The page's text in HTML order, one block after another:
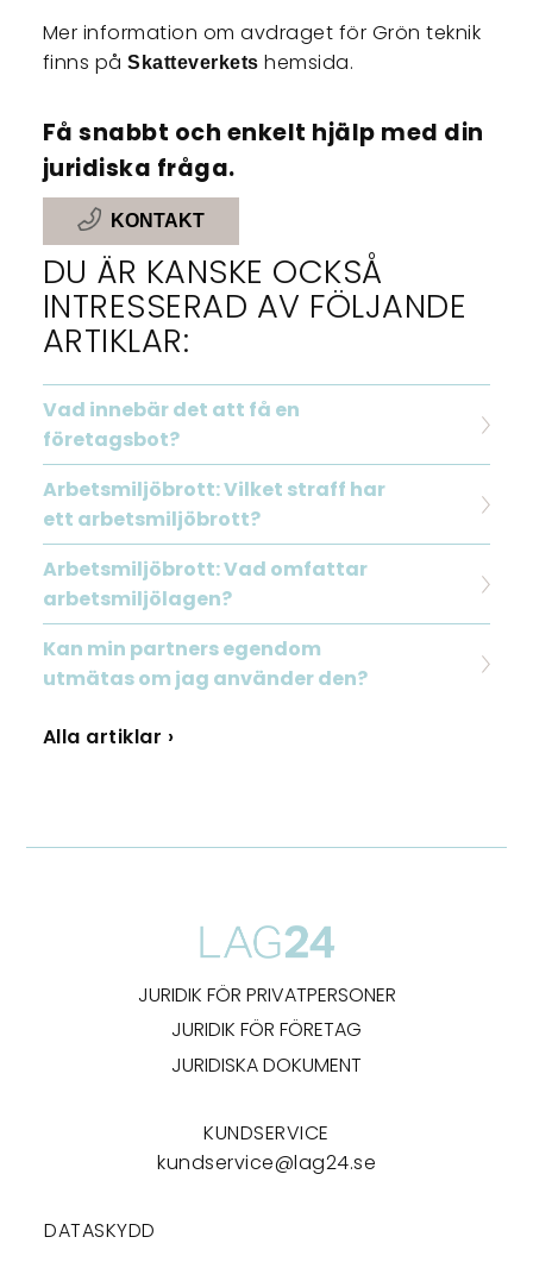
Mer information om avdraget för Grön teknik
finns påSkatteverkets hemsida.
Få snabbt och enkelt hjälp med din
juridiska fråga.
KONTAKT
DU ÄR KANSKE OCKSÅ
INTRESSERAD AV FÖLJANDE
ARTIKLAR:
Vad innebär det att få en
företagsbot?
Arbetsmiljöbrott: Vilket straff har
ett arbetsmiljöbrott?
Arbetsmiljöbrott: Vad omfattar
arbetsmiljölagen?
Kan min partners egendom
utmätas om jag använder den?
Alla artiklar ›
JURIDIK FÖR PRIVATPERSONER
JURIDIK FÖR FÖRETAG
JURIDISKA DOKUMENT
KUNDSERVICE
kundservice@lag24.se
DATASKYDD